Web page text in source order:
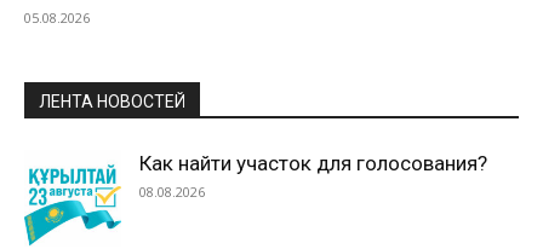
05.08.2026
ЛЕНТА НОВОСТЕЙ
Как найти участок для голосования?
08.08.2026